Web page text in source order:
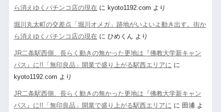
ら消えゆくパチンコ店の現在 に kyoto1192.com より
堀川丸太町の交差点「堀川オメガ」跡地がいよいよ動き出す。街か
ら消えゆくパチンコ店の現在 に ひめくん より
JR二条駅西側、長らく動きの無かった更地は『佛教大学新キャン
パス』に!!「無印良品」開業で盛り上がる駅西エリアに に
kyoto1192.com より
JR二条駅西側、長らく動きの無かった更地は『佛教大学新キャン
パス』に!!「無印良品」開業で盛り上がる駅西エリアに に 田浦よ